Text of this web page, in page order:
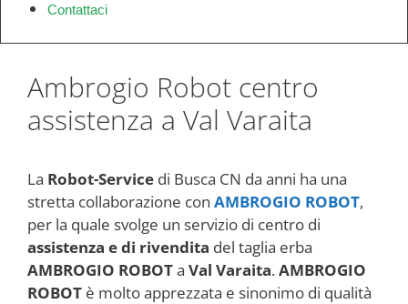
Contattaci
Ambrogio Robot centro
assistenza a Val Varaita
La Robot-Service di Busca CN da anni ha una
stretta collaborazione con AMBROGIO ROBOT,
per la quale svolge un servizio di centro di
assistenza e di rivendita del taglia erba
AMBROGIO ROBOTa Val Varaita.AMBROGIO
ROBOT è molto apprezzata e sinonimo di qualità